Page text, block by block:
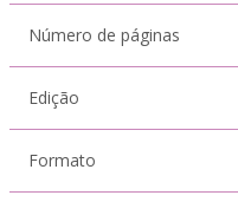
Número de páginas
Edição
Formato